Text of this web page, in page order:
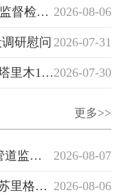
能”“聚焦最后一公
横向纵向信息沟
问题导向，持续推动
职能力提升。继5月
项目管理经验交流
目管理部（质量健康
2026-08-06
启动会
2026-07-31
研慰问
2026-07-30
指挥部感谢信
更多>>
2026-08-07
处置演练
2026-08-06
问一线员工